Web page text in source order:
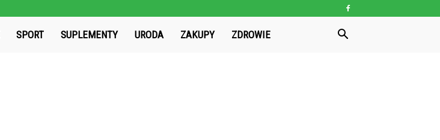
SPORT SUPLEMENTY URODA ZAKUPY ZDROWIE